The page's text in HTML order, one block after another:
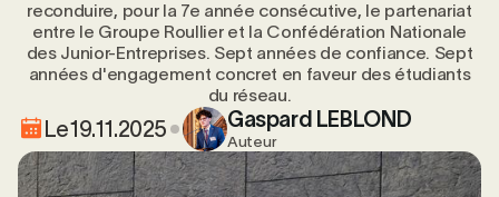
reconduire, pour la 7e année consécutive, le partenariat
entre le Groupe Roullier et la Confédération Nationale
des Junior-Entreprises. Sept années de confiance. Sept
années d'engagement concret en faveur des étudiants
du réseau.
Le19.11.2025 Gaspard LEBLOND
Auteur